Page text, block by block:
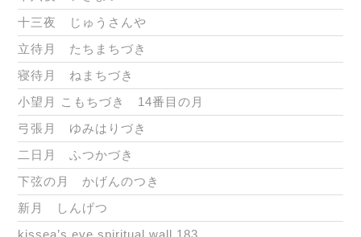
十三夜 じゅうさんや
立待月 たちまちづき
寝待月 ねまちづき
小望月 こもちづき 14番目の月
弓張月 ゆみはりづき
二日月 ふつかづき
下弦の月 かげんのつき
新月 しんげつ
kissea’s eye spiritual wall 183